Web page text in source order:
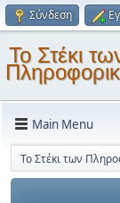
Σύνδεση
Το Στέκι
Main Menu
Το Στέκι των